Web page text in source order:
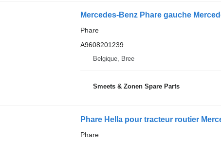
Mercedes-Benz Phare gauche
Phare
A9608201239
Belgique, Bree
Smeets & Zonen Spare Parts
Phare Hella pour tracteur routier
Phare